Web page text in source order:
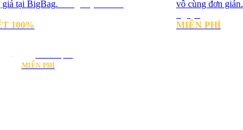
giả tại BigBag.
100%
vô cùng đơn giản.
MIỄN PHÍ
MIỄN PHÍ